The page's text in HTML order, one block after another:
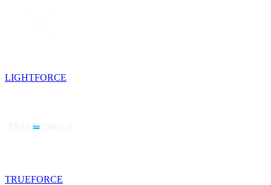
LIGHTFORCE
TRUEFORCE